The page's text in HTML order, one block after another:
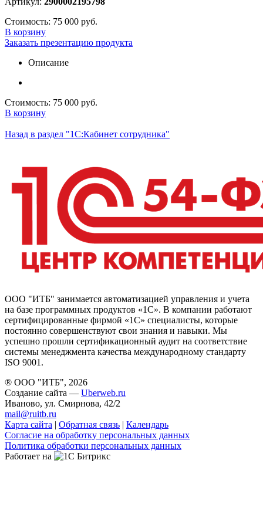
Стоимость: 75 000 руб.
В корзину
Заказать презентацию продукта
Описание
Стоимость: 75 000 руб.
В корзину
Назад в раздел "1С:Кабинет сотрудника"
ООО "ИТБ" занимается автоматизацией управления и учета
на базе программных продуктов «1С». В компании работают
сертифицированные фирмой «1С» специалисты, которые
постоянно совершенствуют свои знания и навыки. Мы
успешно прошли сертификационный аудит на соответствие
системы менеджмента качества международному стандарту
ISO 9001.
® ООО "ИТБ", 2026
Создание сайта — Uberweb.ru
Иваново, ул. Смирнова, 42/2
mail@ruitb.ru
Карта сайта | Обратная связь | Календарь
Согласие на обработку персональных данных
Политика обработки персональных данных
Работает на